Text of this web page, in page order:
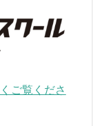
ご覧くださ